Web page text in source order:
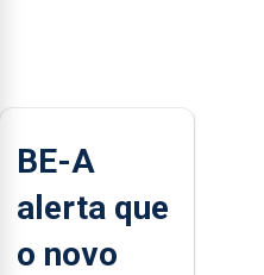
BE-A
alerta que
o novo